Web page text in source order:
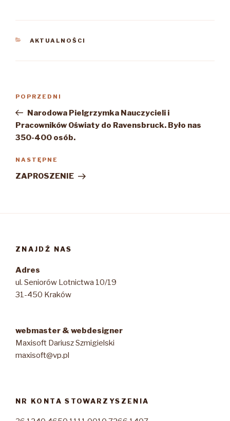
KATEGORIE
AKTUALNOŚCI
Poprzedni
wpis
POPRZEDNI
Narodowa Pielgrzymka Nauczycieli i
Pracowników Oświaty do Ravensbruck. Było nas
350-400 osób.
Następny
wpis
NASTĘPNE
ZAPROSZENIE
ZNAJDŹ NAS
Adres
ul. Seniorów Lotnictwa 10/19
31-450 Kraków
webmaster & webdesigner
Maxisoft Dariusz Szmigielski
maxisoft@vp.pl
NR KONTA STOWARZYSZENIA